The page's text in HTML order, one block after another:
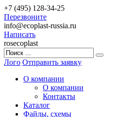
+7 (495) 128-34-25
Перезвоните
info@ecoplast-russia.ru
Написать
rosecoplast
Лого Отправить заявку
О компании
О компании
Контакты
Каталог
Файлы, схемы